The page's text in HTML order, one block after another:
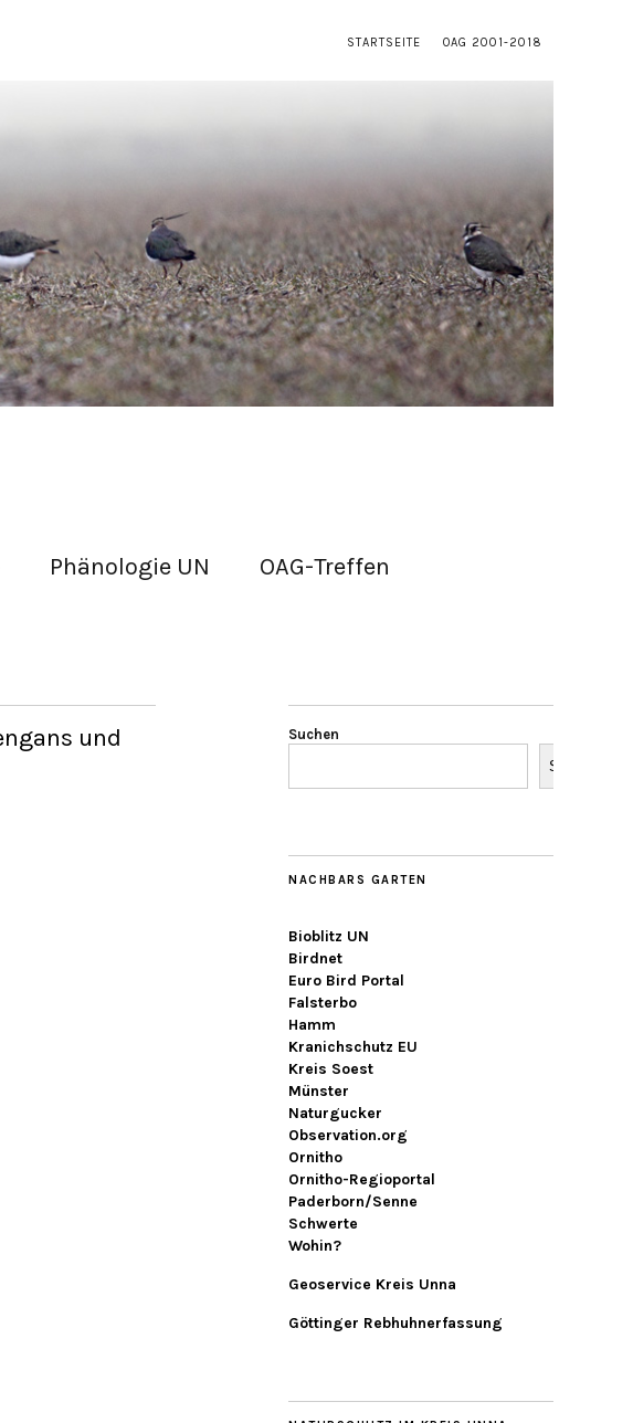
STARTSEITE OAG 2001-2018
Phänologie UN OAG-Treffen
und
Suchen
Suchen
NACHBARS GARTEN
Bioblitz UN
Birdnet
Euro Bird Portal
Falsterbo
Hamm
Kranichschutz EU
Kreis Soest
Münster
Naturgucker
Observation.org
Ornitho
Ornitho-Regioportal
Paderborn/Senne
Schwerte
Wohin?
Geoservice Kreis Unna
Göttinger Rebhuhnerfassung